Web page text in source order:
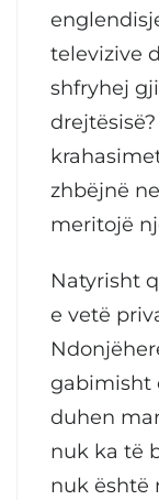
televizive
shfryhej
zhbëjnë
meritojë
Natyrisht
e vetë
gabimisht
duhen
nuk ka të
nuk është